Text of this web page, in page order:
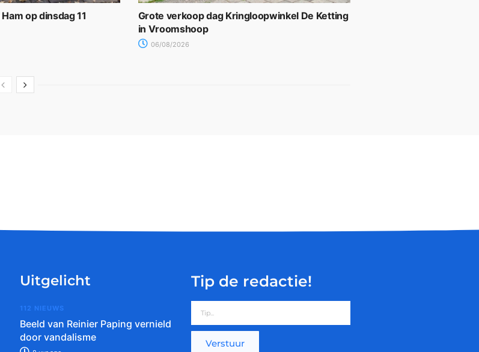
op dinsdag 11
Grote verkoop dag Kringloopwinkel De Ketting
in Vroomshoop
06/08/2026
Uitgelicht
112 NIEUWS
Beeld van Reinier Paping vernield
door vandalisme
Tip de redactie!
Verstuur